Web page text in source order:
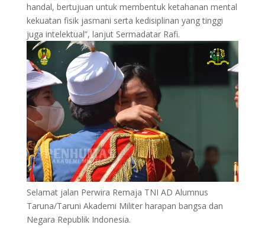
handal, bertujuan untuk membentuk ketahanan mental
kekuatan fisik jasmani serta kedisiplinan yang tinggi
juga intelektual”, lanjut Sermadatar Rafi.
Selamat jalan Perwira Remaja TNI AD Alumnus
Taruna/Taruni Akademi Militer harapan bangsa dan
Negara Republik Indonesia.